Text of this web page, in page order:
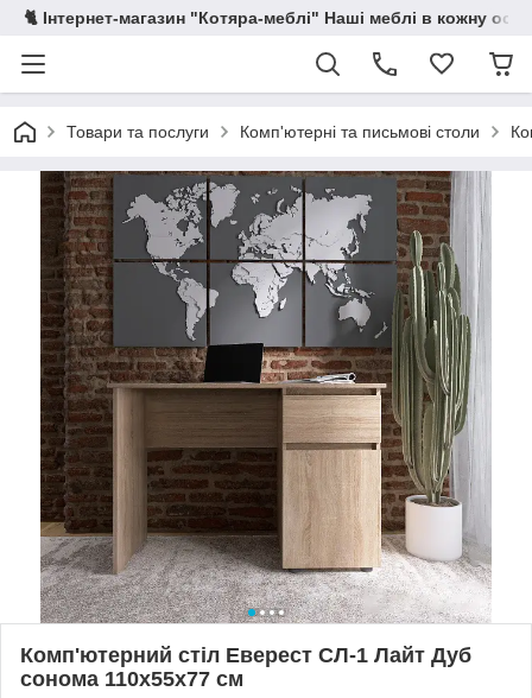
🐈 Інтернет-магазин "Котяра-меблі" Наші меблі в кожну
Товари та послуги Комп'ютерні та письмові столи
Комп'ютерний стіл Еверест СЛ-1 Лайт Дуб
сонома 110х55х77 см